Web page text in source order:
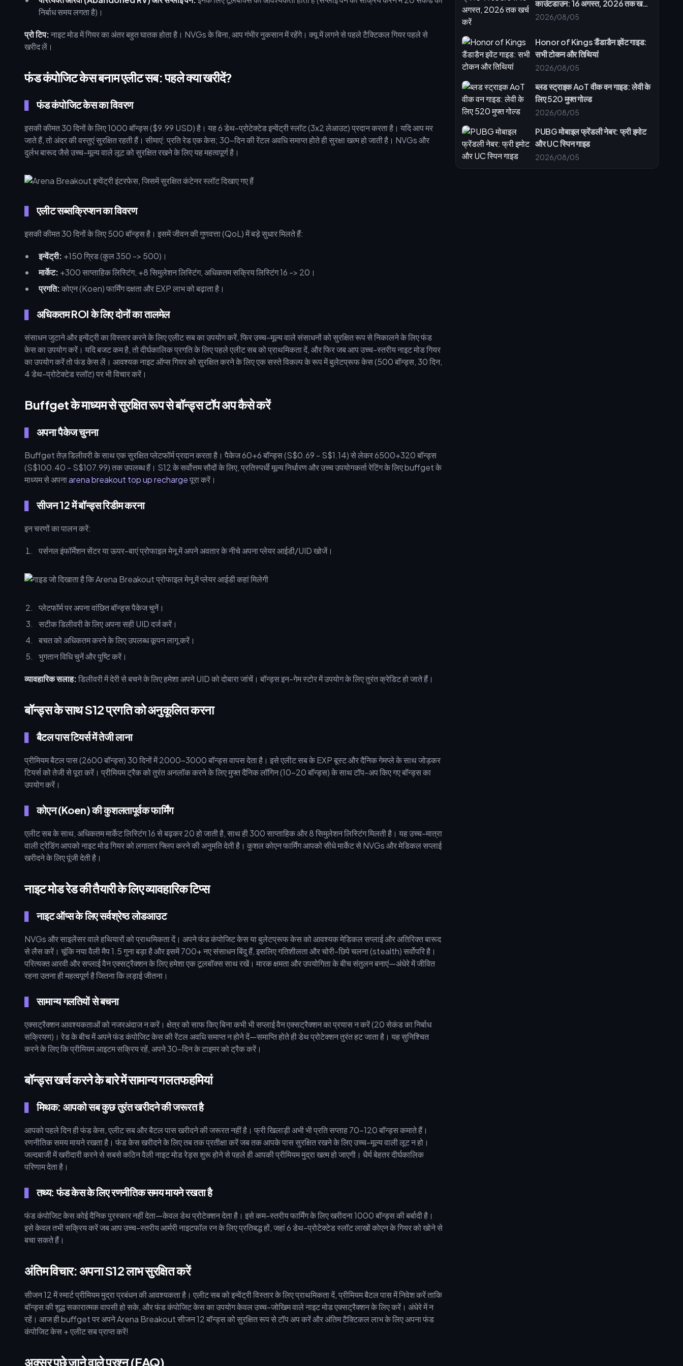
काउंटडाउन: 16 अगस्त, 2026 तक खर्च
करें
2026/08/05
Honor of Kings डैंडाडैन इवेंट गाइड:
सभी टोकन और तिथियां
2026/08/05
ब्लड स्ट्राइक AoT वीक वन गाइड: लेवी के
लिए 520 मुफ्त गोल्ड
2026/08/05
PUBG मोबाइल फ्रेंडली नेबर: फ्री इमोट
और UC स्पिन गाइड
2026/08/05
निर्बाध समय लगता है)।
प्रो टिप:नाइट मोड में गियर का अंतर बहुत घातक होता है। NVGs के बिना, आप गंभीर नुकसान में रहेंगे। क्यू में लगने से पहले टैक्टिकल गियर पहले से
खरीद लें।
फंड कंपोजिट केस बनाम एलीट सब: पहले क्या खरीदें?
फंड कंपोजिट केस का विवरण
इसकी कीमत 30 दिनों के लिए 1000 बॉन्ड्स ($9.99 USD) है। यह 6 डेथ-प्रोटेक्टेड इन्वेंट्री स्लॉट (3x2 लेआउट) प्रदान करता है। यदि आप मर
जाते हैं, तो अंदर की वस्तुएं सुरक्षित रहती हैं। सीमाएं: प्रति रेड एक केस; 30-दिन की रेंटल अवधि समाप्त होते ही सुरक्षा खत्म हो जाती है। NVGs और
दुर्लभ बारूद जैसे उच्च-मूल्य वाले लूट को सुरक्षित रखने के लिए यह महत्वपूर्ण है।
एलीट सब्सक्रिप्शन का विवरण
इसकी कीमत 30 दिनों के लिए 500 बॉन्ड्स है। इसमें जीवन की गुणवत्ता (QoL) में बड़े सुधार मिलते हैं:
इन्वेंट्री: +150 ग्रिड (कुल 350 -> 500)।
मार्केट: +300 साप्ताहिक लिस्टिंग, +8 सिमुलेशन लिस्टिंग, अधिकतम सक्रिय लिस्टिंग 16 -> 20।
प्रगति:कोएन (Koen) फार्मिंग दक्षता और EXP लाभ को बढ़ाता है।
अधिकतम ROI के लिए दोनों का तालमेल
संसाधन जुटाने और इन्वेंट्री का विस्तार करने के लिए एलीट सब का उपयोग करें, फिर उच्च-मूल्य वाले संसाधनों को सुरक्षित रूप से निकालने के लिए फंड
केस का उपयोग करें। यदि बजट कम है, तो दीर्घकालिक प्रगति के लिए पहले एलीट सब को प्राथमिकता दें, और फिर जब आप उच्च-स्तरीय नाइट मोड गियर
का उपयोग करें तो फंड केस लें। आवश्यक नाइट ऑप्स गियर को सुरक्षित करने के लिए एक सस्ते विकल्प के रूप में बुलेटप्रूफ केस (500 बॉन्ड्स, 30 दिन,
4 डेथ-प्रोटेक्टेड स्लॉट) पर भी विचार करें।
Buffget के माध्यम से सुरक्षित रूप से बॉन्ड्स टॉप अप कैसे करें
अपना पैकेज चुनना
Buffget तेज़ डिलीवरी के साथ एक सुरक्षित प्लेटफॉर्म प्रदान करता है। पैकेज 60+6 बॉन्ड्स (S$0.69 - S$1.14) से लेकर 6500+320 बॉन्ड्स
(S$100.40 - S$107.99) तक उपलब्ध हैं। S12 के सर्वोत्तम सौदों के लिए, प्रतिस्पर्धी मूल्य निर्धारण और उच्च उपयोगकर्ता रेटिंग के लिए buffget के
माध्यम से अपनाarena breakout top up rechargeपूरा करें।
सीजन 12 में बॉन्ड्स रिडीम करना
इन चरणों का पालन करें:
पर्सनल इंफॉर्मेशन सेंटर या ऊपर-बाएं प्रोफाइल मेनू में अपने अवतार के नीचे अपना प्लेयर आईडी/UID खोजें।
प्लेटफॉर्म पर अपना वांछित बॉन्ड्स पैकेज चुनें।
सटीक डिलीवरी के लिए अपना सही UID दर्ज करें।
बचत को अधिकतम करने के लिए उपलब्ध कूपन लागू करें।
भुगतान विधि चुनें और पुष्टि करें।
व्यावहारिक सलाह:डिलीवरी में देरी से बचने के लिए हमेशा अपने UID को दोबारा जांचें। बॉन्ड्स इन-गेम स्टोर में उपयोग के लिए तुरंत क्रेडिट हो जाते हैं।
बॉन्ड्स के साथ S12 प्रगति को अनुकूलित करना
बैटल पास टियर्स में तेजी लाना
प्रीमियम बैटल पास (2600 बॉन्ड्स) 30 दिनों में 2000-3000 बॉन्ड्स वापस देता है। इसे एलीट सब के EXP बूस्ट और दैनिक गेमप्ले के साथ जोड़कर
टियर्स को तेजी से पूरा करें। प्रीमियम ट्रैक को तुरंत अनलॉक करने के लिए मुफ्त दैनिक लॉगिन (10-20 बॉन्ड्स) के साथ टॉप-अप किए गए बॉन्ड्स का
उपयोग करें।
कोएन (Koen) की कुशलतापूर्वक फार्मिंग
एलीट सब के साथ, अधिकतम मार्केट लिस्टिंग 16 से बढ़कर 20 हो जाती है, साथ ही 300 साप्ताहिक और 8 सिमुलेशन लिस्टिंग मिलती है। यह उच्च-मात्रा
वाली ट्रेडिंग आपको नाइट मोड गियर को लगातार फ्लिप करने की अनुमति देती है। कुशल कोएन फार्मिंग आपको सीधे मार्केट से NVGs और मेडिकल सप्लाई
खरीदने के लिए पूंजी देती है।
नाइट मोड रेड की तैयारी के लिए व्यावहारिक टिप्स
नाइट ऑप्स के लिए सर्वश्रेष्ठ लोडआउट
NVGs और साइलेंसर वाले हथियारों को प्राथमिकता दें। अपने फंड कंपोजिट केस या बुलेटप्रूफ केस को आवश्यक मेडिकल सप्लाई और अतिरिक्त बारूद
से लैस करें। चूंकि नया वैली मैप 1.5 गुना बड़ा है और इसमें 700+ नए संसाधन बिंदु हैं, इसलिए गतिशीलता और चोरी-छिपे चलना (stealth) सर्वोपरि है।
परित्यक्त आरवी और सप्लाई वैन एक्सट्रैक्शन के लिए हमेशा एक टूलबॉक्स साथ रखें। मारक क्षमता और उपयोगिता के बीच संतुलन बनाएं—अंधेरे में जीवित
रहना उतना ही महत्वपूर्ण है जितना कि लड़ाई जीतना।
सामान्य गलतियों से बचना
एक्सट्रैक्शन आवश्यकताओं को नजरअंदाज न करें। क्षेत्र को साफ किए बिना कभी भी सप्लाई वैन एक्सट्रैक्शन का प्रयास न करें (20 सेकंड का निर्बाध
सक्रियण)। रेड के बीच में अपने फंड कंपोजिट केस की रेंटल अवधि समाप्त न होने दें—समाप्ति होते ही डेथ प्रोटेक्शन तुरंत हट जाता है। यह सुनिश्चित
करने के लिए कि प्रीमियम आइटम सक्रिय रहें, अपने 30-दिन के टाइमर को ट्रैक करें।
बॉन्ड्स खर्च करने के बारे में सामान्य गलतफहमियां
मिथक: आपको सब कुछ तुरंत खरीदने की जरूरत है
आपको पहले दिन ही फंड केस, एलीट सब और बैटल पास खरीदने की जरूरत नहीं है। फ्री खिलाड़ी अभी भी प्रति सप्ताह 70-120 बॉन्ड्स कमाते हैं।
रणनीतिक समय मायने रखता है। फंड केस खरीदने के लिए तब तक प्रतीक्षा करें जब तक आपके पास सुरक्षित रखने के लिए उच्च-मूल्य वाली लूट न हो।
जल्दबाजी में खरीदारी करने से सबसे कठिन वैली नाइट मोड रेड्स शुरू होने से पहले ही आपकी प्रीमियम मुद्रा खत्म हो जाएगी। धैर्य बेहतर दीर्घकालिक
परिणाम देता है।
तथ्य: फंड केस के लिए रणनीतिक समय मायने रखता है
फंड कंपोजिट केस कोई दैनिक पुरस्कार नहीं देता—केवल डेथ प्रोटेक्शन देता है। इसे कम-स्तरीय फार्मिंग के लिए खरीदना 1000 बॉन्ड्स की बर्बादी है।
इसे केवल तभी सक्रिय करें जब आप उच्च-स्तरीय आर्मरी नाइटफॉल रन के लिए प्रतिबद्ध हों, जहां 6 डेथ-प्रोटेक्टेड स्लॉट लाखों कोएन के गियर को खोने से
बचा सकते हैं।
अंतिम विचार: अपना S12 लाभ सुरक्षित करें
सीजन 12 में स्मार्ट प्रीमियम मुद्रा प्रबंधन की आवश्यकता है। एलीट सब को इन्वेंट्री विस्तार के लिए प्राथमिकता दें, प्रीमियम बैटल पास में निवेश करें ताकि
बॉन्ड्स की शुद्ध सकारात्मक वापसी हो सके, और फंड कंपोजिट केस का उपयोग केवल उच्च-जोखिम वाले नाइट मोड एक्सट्रैक्शन के लिए करें। अंधेरे में न
रहें। आज ही buffget पर अपने Arena Breakout सीजन 12 बॉन्ड्स को सुरक्षित रूप से टॉप अप करें और अंतिम टैक्टिकल लाभ के लिए अपना फंड
कंपोजिट केस + एलीट सब प्राप्त करें!
अक्सर पूछे जाने वाले प्रश्न (FAQ)